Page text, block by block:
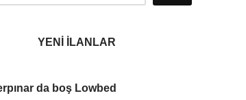
YENİ İLANLAR
da boş Lowbed